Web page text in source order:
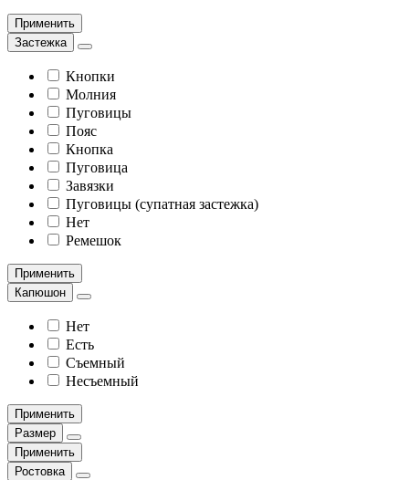
Применить
Застежка
Кнопки
Молния
Пуговицы
Пояс
Кнопка
Пуговица
Завязки
Пуговицы (супатная застежка)
Нет
Ремешок
Применить
Капюшон
Нет
Есть
Съемный
Несъемный
Применить
Размер
Применить
Ростовка